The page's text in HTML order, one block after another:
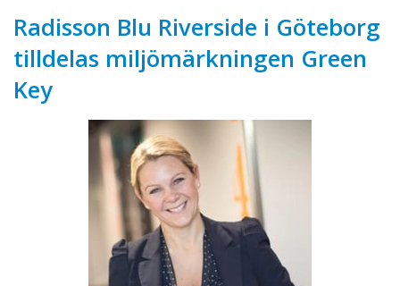
Radisson Blu Riverside i Göteborg
tilldelas miljömärkningen Green
Key